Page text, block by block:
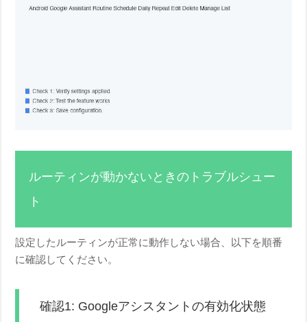
ルーティンが動かないときのトラブルシュー
ト
設定したルーティンが正常に動作しない場合、以下を順番
に確認してください。
確認1: Googleアシスタントの有効化状態